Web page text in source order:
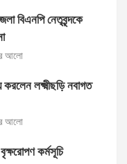
বিএনপি নেতৃবৃন্দকে
আলো
করলেন লক্ষ্মীছড়ি নবাগত
আলো
কর্মসূচি